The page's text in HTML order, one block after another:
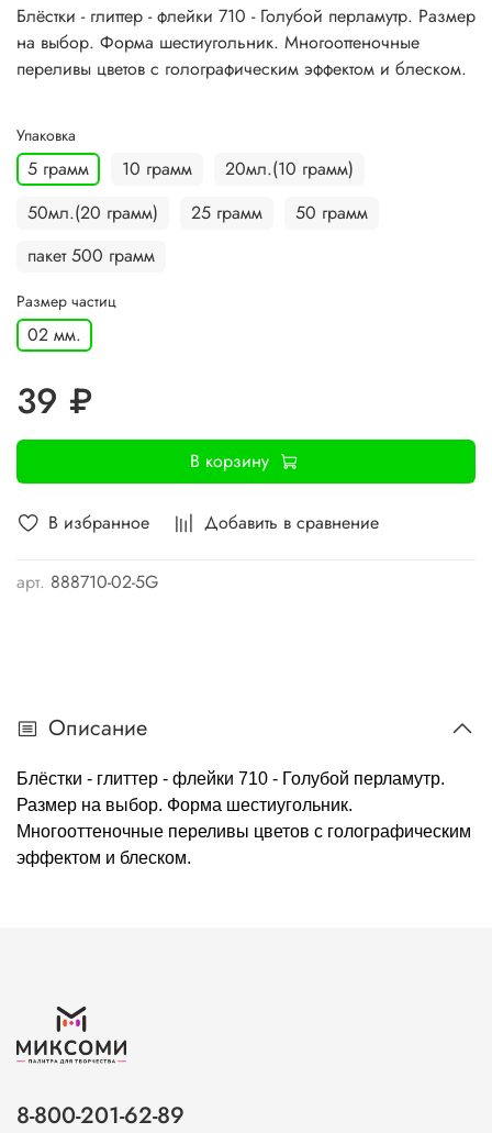
В избранное Добавить в сравнение
арт. 888710-02-5G
Упаковка
5 грамм 10 грамм
20мл.(10 грамм)
50мл.(20 грамм)
25 грамм
50 грамм
пакет 500 грамм
Размер частиц
02 мм.
Блёстки - глиттер - флейки 710 - Голубой перламутр. Размер
на выбор. Форма шестиугольник. Многооттеночные
переливы цветов с голографическим эффектом и блеском.
39 ₽
В корзину
Описание
Блёстки - глиттер - флейки 710 - Голубой перламутр.
Размер на выбор. Форма шестиугольник.
Многооттеночные переливы цветов с голографическим
эффектом и блеском.
8-800-201-62-89